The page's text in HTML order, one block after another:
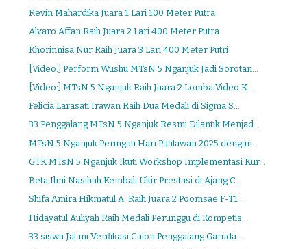
Revin Mahardika Juara 1 Lari 100 Meter Putra
Alvaro Affan Raih Juara 2 Lari 400 Meter Putra
Khorinnisa Nur Raih Juara 3 Lari 400 Meter Putri
[Video:] Perform Wushu MTsN 5 Nganjuk Jadi Sorotan...
[Video:] MTsN 5 Nganjuk Raih Juara 2 Lomba Video K...
Felicia Larasati Irawan Raih Dua Medali di Sigma S...
33 Penggalang MTsN 5 Nganjuk Resmi Dilantik Menjad...
MTsN 5 Nganjuk Peringati Hari Pahlawan 2025 dengan...
GTK MTsN 5 Nganjuk Ikuti Workshop Implementasi Kur...
Beta Ilmi Nasihah Kembali Ukir Prestasi di Ajang C...
Shifa Amira Hikmatul A. Raih Juara 2 Poomsae F-T1 ...
Hidayatul Auliyah Raih Medali Perunggu di Kompetis...
33 siswa Jalani Verifikasi Calon Penggalang Garuda...